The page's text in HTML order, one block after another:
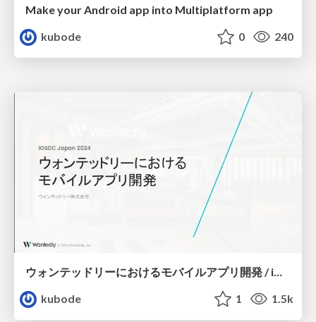
Make your Android app into Multiplatform app
kubode
0 240
ウォンテッドリーにおけるモバイルアプリ開発 / iOSDC Japan 2024 Sponsor Session
kubode
1 1.5k